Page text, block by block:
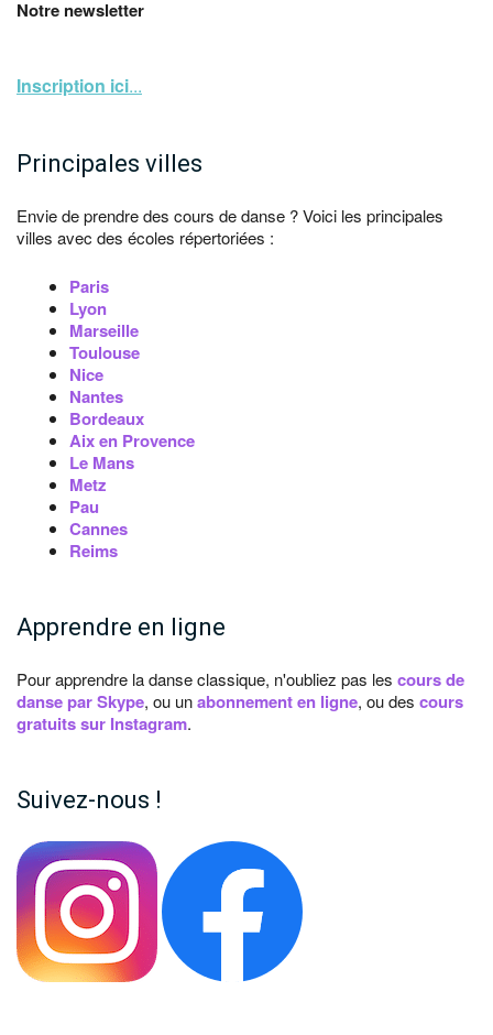
Notre newsletter
Inscription ici...
Principales villes
Envie de prendre des cours de danse ? Voici les principales
villes avec des écoles répertoriées :
Paris
Lyon
Marseille
Toulouse
Nice
Nantes
Bordeaux
Aix en Provence
Le Mans
Metz
Pau
Cannes
Reims
Apprendre en ligne
Pour apprendre la danse classique, n'oubliez pas les cours de
danse par Skype, ou unabonnement en ligne, ou des cours
gratuits sur Instagram.
Suivez-nous !